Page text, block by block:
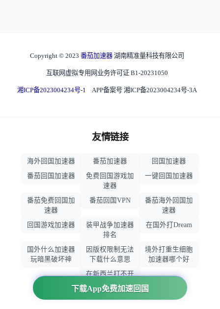
下载App免费加速回国
Copyright © 2023 番茄加速器 湖南精准量科技有限公司
互联网虚拟专用网业务许可证 B1-20231050
湘ICP备2023004234号-1 APP备案号 湘ICP备2023004234号-3A
友情链接
海外回国加速器 番茄加速器
回国加速器
番茄回国加速器
免费回国游戏加
速器
一键回国加速器
番茄免费回国加
速器
番茄回国VPN
番茄海外回国加
速器
回国游戏加速器
装甲战争加速器
排名
在国外打Dream
国外什么加速器
玩暗黑破坏神
因版权限制无法
下载什么意思
境外打重生细胞
加速器哪个好
在新西兰打不开
大智慧怎么办